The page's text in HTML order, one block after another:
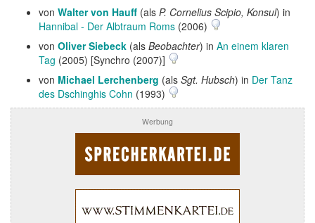
von Walter von Hauff (als P. Cornelius Scipio, Konsul) in
Hannibal - Der Albtraum Roms (2006)
von Oliver Siebeck (als Beobachter) in An einem klaren
Tag (2005) [Synchro (2007)]
von Michael Lerchenberg (als Sgt. Hubsch) in Der Tanz
des Dschinghis Cohn (1993)
Werbung